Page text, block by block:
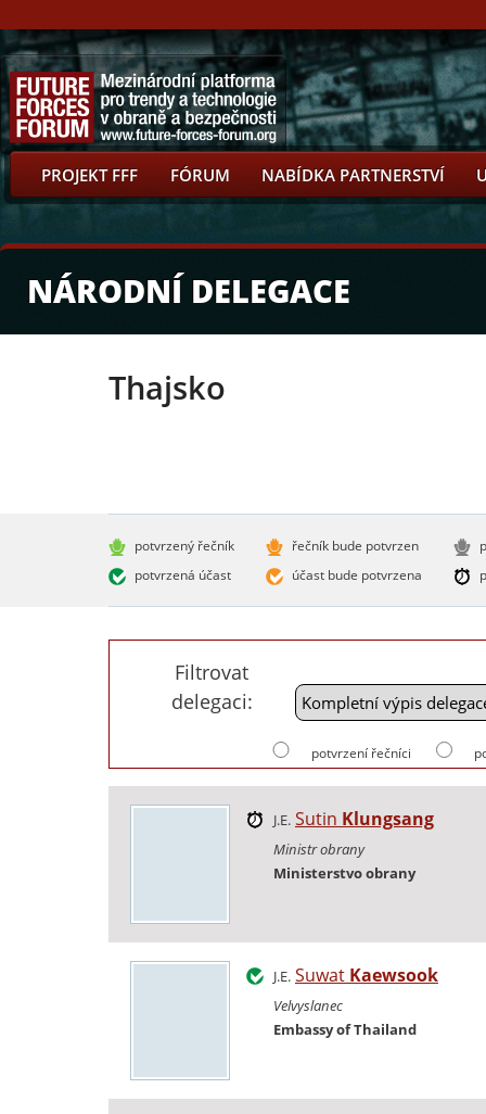
PROJEKT FFF FÓRUM NABÍDKA PARTNERSTVÍ
NÁRODNÍ DELEGACE
Thajsko
potvrzený řečník
potvrzená účast
řečník bude potvrzen
účast bude potvrzena
Filtrovat
delegaci:
potvrzení řečníci
J.E. Sutin Klungsang
Ministr obrany
Ministerstvo obrany
J.E. Suwat Kaewsook
Velvyslanec
Embassy of Thailand